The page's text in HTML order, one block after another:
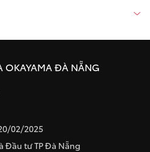
OKAYAMA ĐÀ NẴNG
02/2025
Đầu tư TP Đà Nẵng